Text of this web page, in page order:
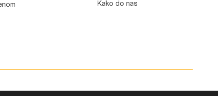
Kako do nas